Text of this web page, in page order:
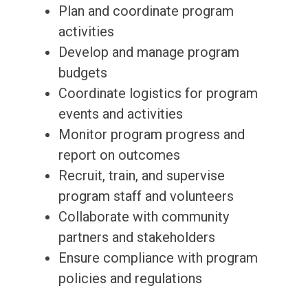
Plan and coordinate program
activities
Develop and manage program
budgets
Coordinate logistics for program
events and activities
Monitor program progress and
report on outcomes
Recruit, train, and supervise
program staff and volunteers
Collaborate with community
partners and stakeholders
Ensure compliance with program
policies and regulations